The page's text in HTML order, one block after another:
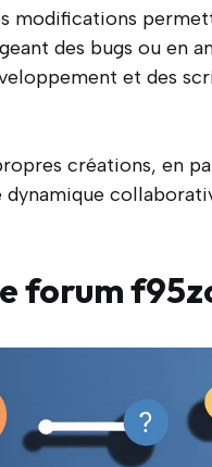
modifications
des bugs ou en
et des
créations, en
forum